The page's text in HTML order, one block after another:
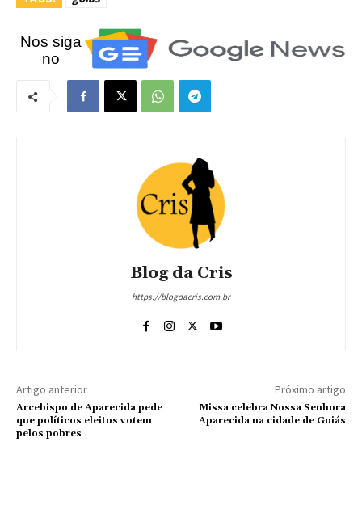
Nos siga
no
Blog da Cris
https://blogdacris.com.br
Artigo anterior
Arcebispo de Aparecida pede
que políticos eleitos votem
pelos pobres
Próximo artigo
Missa celebra Nossa Senhora
Aparecida na cidade de Goiás